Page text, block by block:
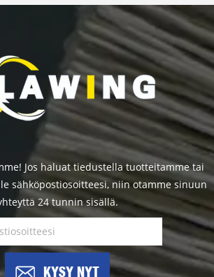
Jos haluat tiedustella tuotteitamme tai
sähköpostiosoitteesi, niin otamme sinuun
24 tunnin sisällä.
KYSY NYT